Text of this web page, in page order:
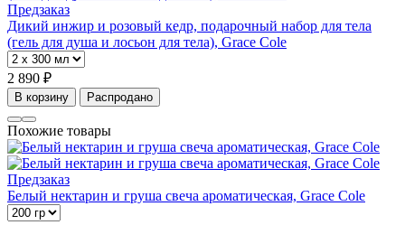
Предзаказ
Дикий инжир и розовый кедр, подарочный набор для тела
(гель для душа и лосьон для тела), Grace Cole
2 890 ₽
В корзину Распродано
Похожие товары
Предзаказ
Белый нектарин и груша свеча ароматическая, Grace Cole